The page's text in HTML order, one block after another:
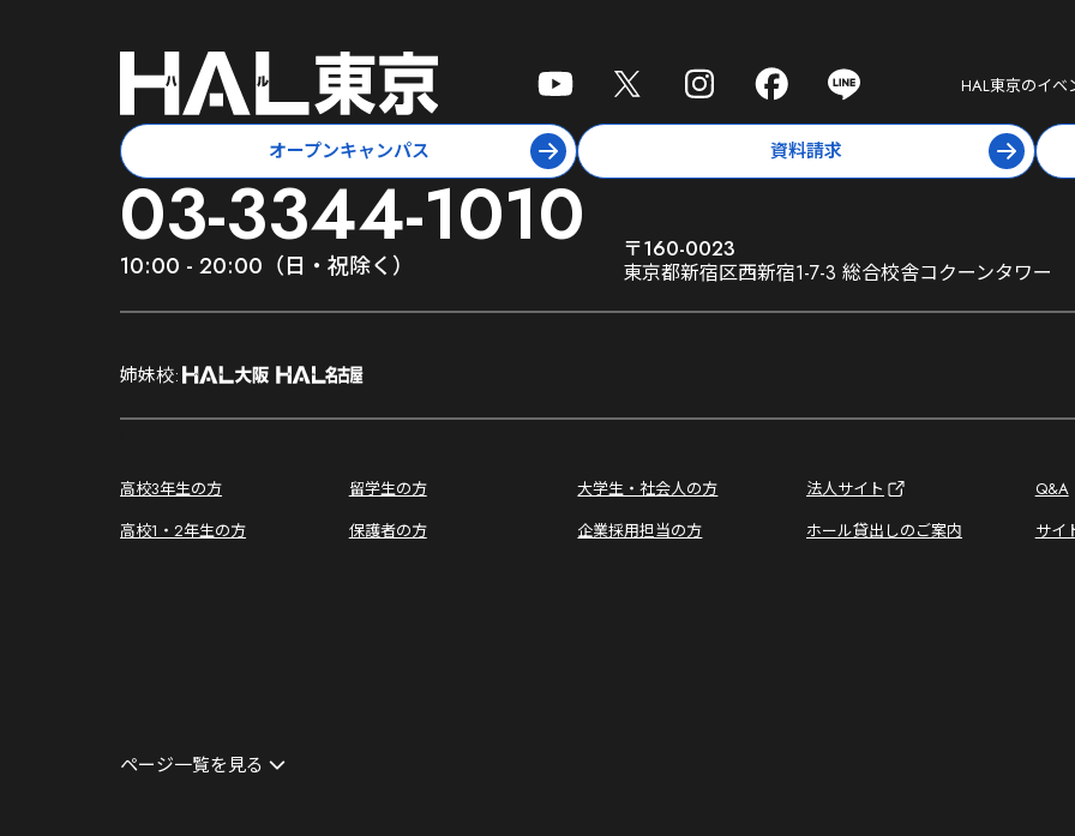
HAL東京のイベ
オープンキャンパス 資料請求
03-3344-1010
10:00 - 20:00（日・祝除く）
〒160-0023
東京都新宿区西新宿1-7-3 総合校舎コクーンタワー
;
姉妹校:
;
高校3年生の方 留学生の方 大学生・社会人の方 法人サイト
Q&A
高校1・2年生の方
保護者の方 企業採用担当の方 ホール貸出しのご案内 サイ
ページ一覧を見る